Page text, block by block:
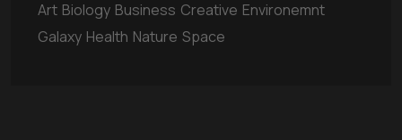
Art Biology Business Creative Environemnt
Galaxy Health Nature Space